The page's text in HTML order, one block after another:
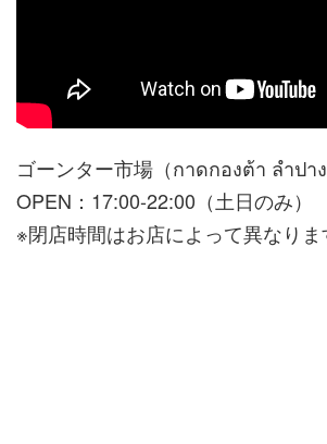
ゴーンター市場（กาดกองต้า ลำปาง
OPEN：17:00-22:00（土日のみ）
※閉店時間はお店によって異なりま